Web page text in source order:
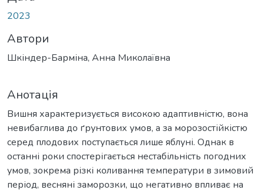
2023
Автори
Шкіндер-Барміна, Анна Миколаївна
Анотація
Вишня характеризується високою адаптивністю, вона
невибаглива до ґрунтових умов, а за морозостійкістю
серед плодових поступається лише яблуні. Однак в
останні роки спостерігається нестабільність погодних
умов, зокрема різкі коливання температури в зимовий
період, весняні заморозки, що негативно впливає на